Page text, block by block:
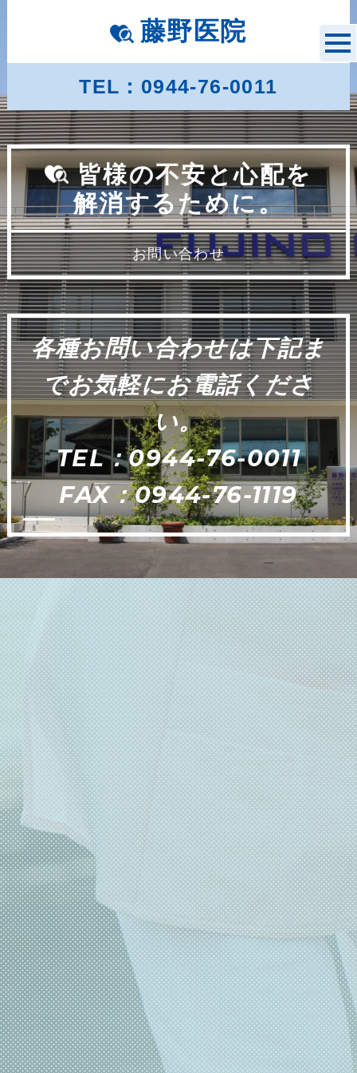
藤野医院
TEL：0944-76-0011
皆様の不安と心配を
解消するために。
お問い合わせ
各種お問い合わせは下記ま
でお気軽にお電話くださ
い。
TEL：0944-76-0011
FAX：0944-76-1119